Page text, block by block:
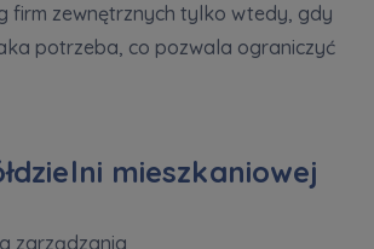
firm zewnętrznych tylko wtedy, gdy
potrzeba, co pozwala ograniczyć
mieszkaniowej
zarządzania